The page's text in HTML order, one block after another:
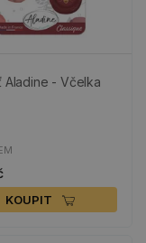
Aladine - Včelka
KOUPIT